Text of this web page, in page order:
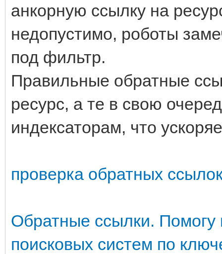
анкорную ссылку на
недопустимо, роботы
под фильтр.
Правильные обратные
ресурс, а те в свою
индексаторам, что
проверка обратных
Обратные ссылки.
поисковых систем по